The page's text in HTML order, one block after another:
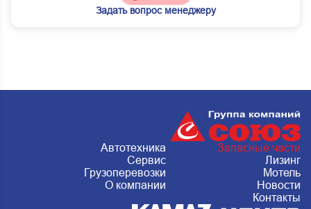
Задать вопрос менеджеру
Автотехника
Запасные части
Сервис
Лизинг
Грузоперевозки
Мотель
О компании
Новости
Контакты